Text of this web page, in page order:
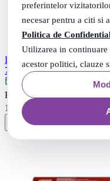
preferintelor
necesar pentru a citi si
Politica de
Utilizarea in continuare
acestor politici, clauze
LEGO Ninjago. Robotul de
71854 364 piese
Livrare: maine
PRP: 159
125
19